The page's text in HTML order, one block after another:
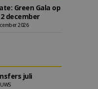
Green Gala op
december
2026
juli